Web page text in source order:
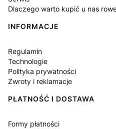
Dlaczego warto kupić u nas
INFORMACJE
Regulamin
Technologie
Polityka prywatności
Zwroty i reklamacje
PŁATNOŚĆ I DOSTAWA
Formy płatności